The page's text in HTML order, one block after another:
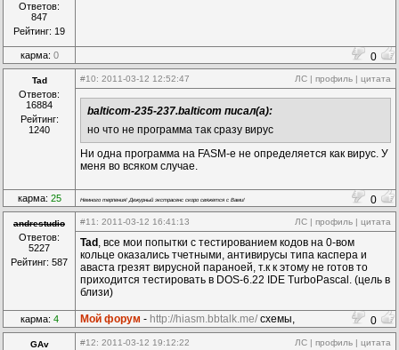
Ответов:
847
Рейтинг: 19
карма: 0 0
Tad
Ответов:
16884
Рейтинг:
1240
#10: 2011-03-12 12:52:47 ЛС | профиль | цитата
balticom-235-237.balticom писал(а):
но что не программа так сразу вирус
Ни одна программа на FASM-е не определяется как вирус. У
меня во всяком случае.
карма: 25 Немного терпения! Дежурный экстрасенс скоро свяжется с Вами! 0
andrestudio
Ответов:
5227
Рейтинг: 587
#11 : 2011-03-12 16:41:13 ЛС | профиль | цитата
Tad , все мои попытки с тестированием кодов на 0-вом
кольце оказались тчетными, антивирусы типа каспера и
аваста грезят вирусной параноей, т.к к этому не готов то
приходится тестировать в DOS-6.22 IDE TurboPascal. (цель в
близи)
карма: 4 Мой форум - http://hiasm.bbtalk.me/ схемы,
компоненты...
0
GAv #12: 2011-03-12 19:12:22 ЛС | профиль | цитата